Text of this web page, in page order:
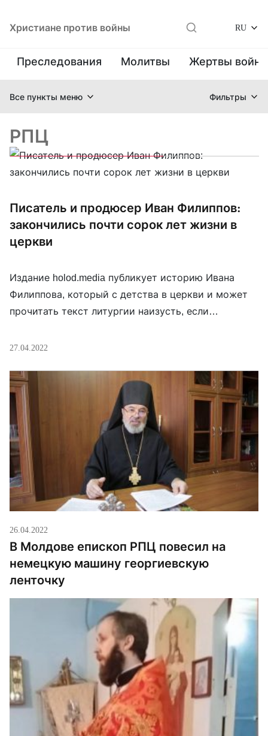
Христиане против войны RU
Преследования Молитвы Жертвы
Все пункты меню Фильтры
РПЦ
Писатель и продюсер Иван Филиппов:
закончились почти сорок лет жизни в
церкви
Издание holod.media публикует историю Ивана
Филиппова, который с детства в церкви и может
прочитать текст литургии наизусть, если
церковью была непростые, но после 24 февраля
спрашиваешь, почему Церковь молчит, когда
вокруг творятся беззакония, ответ всегда один —
«церковь вне политики». Это настолько […]
27.04.2022
26.04.2022
В Молдове епископ РПЦ повесил на
немецкую машину георгиевскую
ленточку